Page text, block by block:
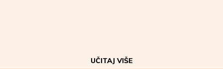
UČITAJ VIŠE